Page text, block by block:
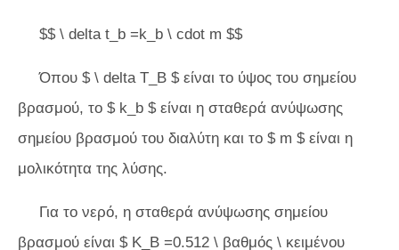
$$ \ delta t_b =k_b \ cdot m $$
Όπου $ \ delta T_B $ είναι το ύψος του σημείου
βρασμού, το $ k_b $ είναι η σταθερά ανύψωσης
σημείου βρασμού του διαλύτη και το $ m $ είναι η
μολικότητα της λύσης.
Για το νερό, η σταθερά ανύψωσης σημείου
βρασμού είναι $ K_B =0.512 \ βαθμός \ κειμένου